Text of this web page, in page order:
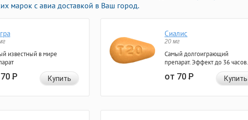
марок с авиа доставкой в Ваш город.
известный в мире
Р Купить
Сиалис
20 мг
Самый долгоиграющий
препарат. Эффект до 36 часов.
от 70Р Купить